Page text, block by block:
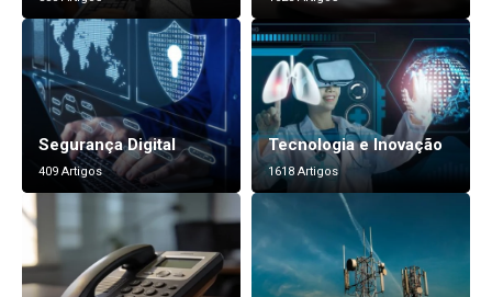
Segurança Digital
409 Artigos
Tecnologia e Inovação
1618 Artigos